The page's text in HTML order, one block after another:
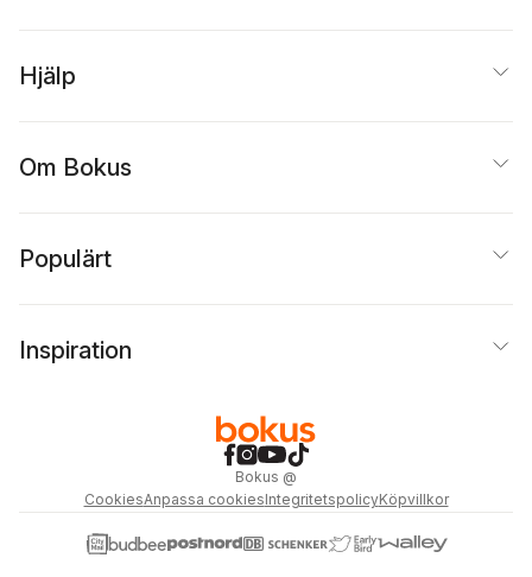
Hjälp
Om Bokus
Populärt
Inspiration
Bokus @
CookiesAnpassa cookiesIntegritetspolicyKöpvillkor